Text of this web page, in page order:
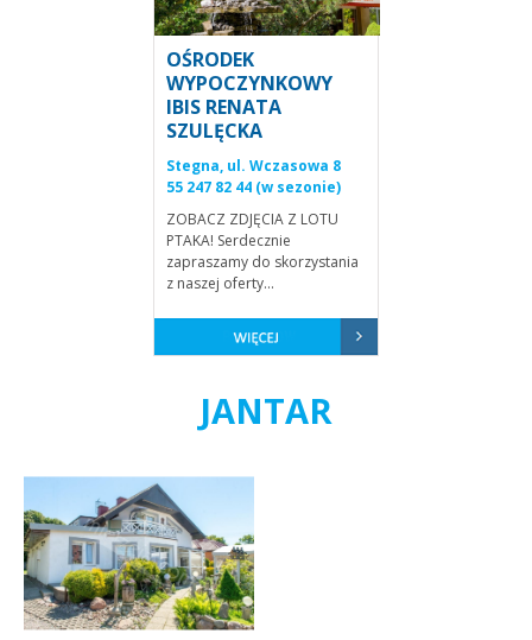
OŚRODEK
WYPOCZYNKOWY
IBIS RENATA
SZULĘCKA
Stegna, ul. Wczasowa 8
55 247 82 44 (w sezonie)
ZOBACZ ZDJĘCIA Z LOTU
PTAKA! Serdecznie
zapraszamy do skorzystania
z naszej oferty...
JANTAR